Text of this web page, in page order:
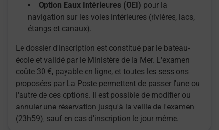
Option Eaux Intérieures (OEI) pour la
navigation sur les voies intérieures (rivières, lacs,
étangs et canaux).
Le dossier d'inscription est constitué par le bateau-
école et validé par le Ministère de la Mer. L'examen
coûte 30 €, payable en ligne, et toutes les sessions
proposées par La Poste permettent de passer l'une ou
l'autre de ces options. Il est possible de modifier ou
annuler une réservation jusqu'à la veille de l'examen
(23h59), sauf en cas d'inscription le jour même.